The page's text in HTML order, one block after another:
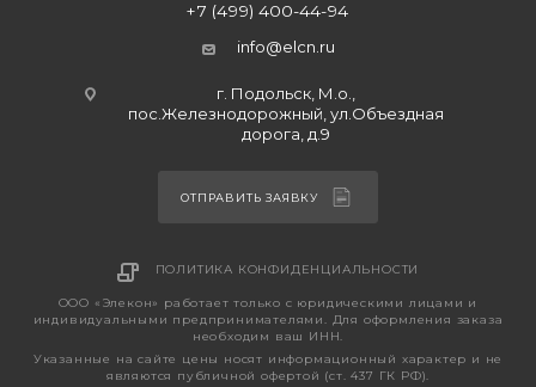
+7 (499) 400-44-94
info@elcn.ru
г. Подольск, М.о.,
пос.Железнодорожный, ул.Объездная
дорога, д.9
ОТПРАВИТЬ ЗАЯВКУ
ПОЛИТИКА КОНФИДЕНЦИАЛЬНОСТИ
ООО «Элекон» работает только с юридическими лицами и
индивидуальными предпринимателями. Для оформления заказа
необходим ваш ИНН.
Указанные на сайте цены носят информационный характер и не
являются публичной офертой (ст. 437 ГК РФ).